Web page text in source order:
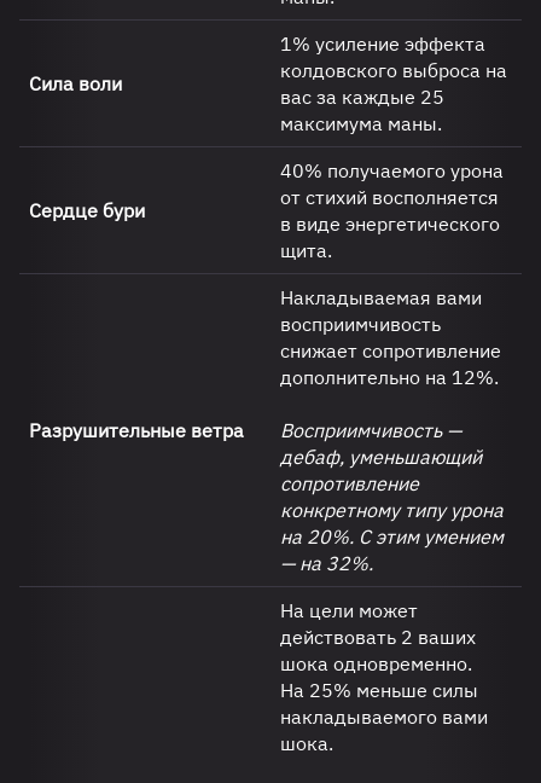
Сила воли
1% усиление эффекта
колдовского выброса на
вас за каждые 25
максимума маны.
Сердце бури
40% получаемого урона
от стихий восполняется
в виде энергетического
щита.
Разрушительные ветра
Накладываемая вами
восприимчивость
снижает сопротивление
дополнительно на 12%.
Восприимчивость —
дебаф, уменьшающий
сопротивление
конкретному типу урона
на 20%. С этим умением
— на 32%.
На цели может
действовать 2 ваших
шока одновременно.
На 25% меньше силы
накладываемого вами
шока.